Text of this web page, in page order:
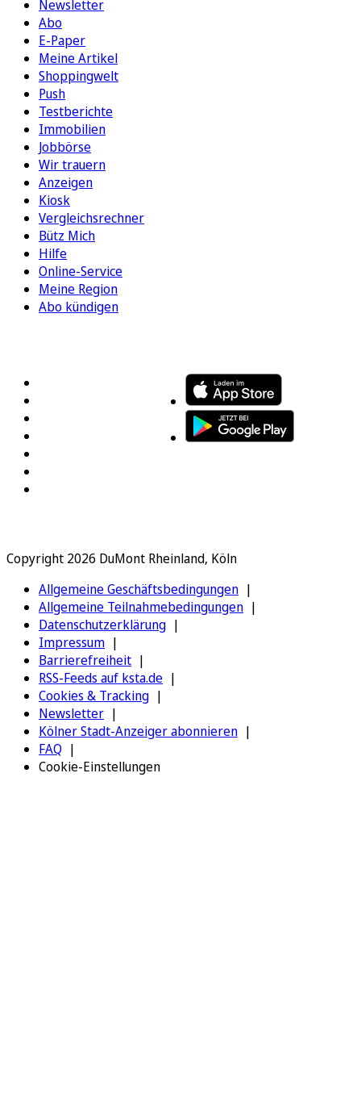
Newsletter
Abo
E-Paper
Meine Artikel
Shoppingwelt
Push
Testberichte
Immobilien
Jobbörse
Wir trauern
Anzeigen
Kiosk
Vergleichsrechner
Bütz Mich
Hilfe
Online-Service
Meine Region
Abo kündigen
Copyright 2026 DuMont Rheinland, Köln
Allgemeine Geschäftsbedingungen
Allgemeine Teilnahmebedingungen
Datenschutzerklärung
Impressum
Barrierefreiheit
RSS-Feeds auf ksta.de
Cookies & Tracking
Newsletter
Kölner Stadt-Anzeiger abonnieren
FAQ
Cookie-Einstellungen